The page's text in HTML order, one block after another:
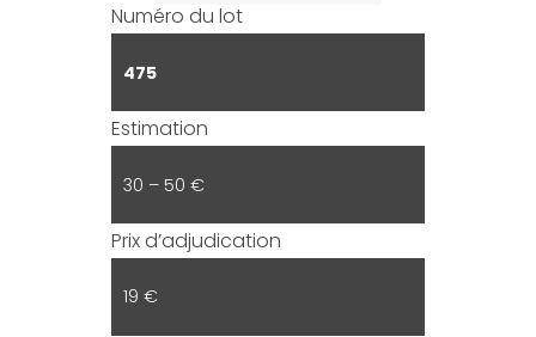
Numéro du lot
475
Estimation
30 – 50 €
Prix d’adjudication
19 €